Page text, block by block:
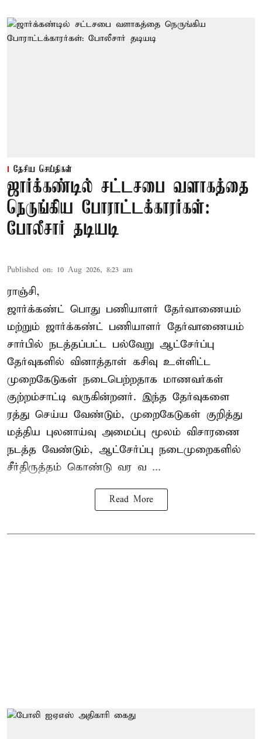
தேசிய செய்திகள்
ஜார்க்கண்டில் சட்டசபை வளாகத்தை
நெருங்கிய போராட்டக்காரர்கள்:
போலீசார் தடியடி
Published on: 10 Aug 2026, 8:23 am
ராஞ்சி,
ஜார்க்கண்ட் பொது பணியாளர் தேர்வாணையம்
மற்றும் ஜார்க்கண்ட் பணியாளர் தேர்வாணையம்
சார்பில் நடத்தப்பட்ட பல்வேறு ஆட்சேர்ப்பு
தேர்வுகளில் வினாத்தாள் கசிவு உள்ளிட்ட
முறைகேடுகள் நடைபெற்றதாக மாணவர்கள்
குற்றம்சாட்டி வருகின்றனர். இந்த தேர்வுகளை
ரத்து செய்ய வேண்டும், முறைகேடுகள் குறித்து
மத்திய புலனாய்வு அமைப்பு மூலம் விசாரணை
நடத்த வேண்டும், ஆட்சேர்ப்பு நடைமுறைகளில்
சீர்திருத்தம் கொண்டு வர வ ...
Read More